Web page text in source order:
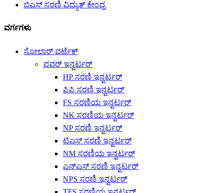
ಬಿಎಸ್ ಸರಣಿ ವಿದ್ಯುತ್ ಕೇಂದ್ರ
ವರ್ಗಗಳು
ಸೋಲಾರ್ ವರ್ಟೆಕ್
ಪವರ್ ಇನ್ವರ್ಟರ್
HP ಸರಣಿ ಇನ್ವರ್ಟರ್
ಪಿಪಿ ಸರಣಿ ಇನ್ವರ್ಟರ್
FS ಸರಣಿಯ ಇನ್ವರ್ಟರ್
NK ಸರಣಿಯ ಇನ್ವರ್ಟರ್
NP ಸರಣಿ ಇನ್ವರ್ಟರ್
ಟಿಎಸ್ ಸರಣಿ ಇನ್ವರ್ಟರ್
NM ಸರಣಿಯ ಇನ್ವರ್ಟರ್
ಎನ್ಎಸ್ ಸರಣಿ ಇನ್ವರ್ಟರ್
NPS ಸರಣಿ ಇನ್ವರ್ಟರ್